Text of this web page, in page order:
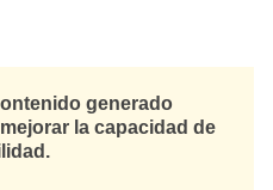
generado
la capacidad de